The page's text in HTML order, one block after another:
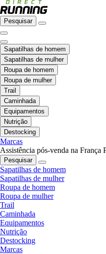
Pesquisar
Sapatilhas de homem
Sapatilhas de mulher
Roupa de homem
Roupa de mulher
Trail
Caminhada
Equipamentos
Nutrição
Destocking
Marcas
Assistência pós-venda na França
Pesquisar
Sapatilhas de homem
Sapatilhas de mulher
Roupa de homem
Roupa de mulher
Trail
Caminhada
Equipamentos
Nutrição
Destocking
Marcas